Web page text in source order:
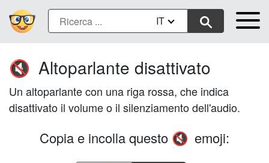
IT
🔇 Altoparlante disattivato
Un altoparlante con una riga rossa, che indica
disattivato il volume o il silenziamento dell'audio.
Copia e incolla questo 🔇 emoji: